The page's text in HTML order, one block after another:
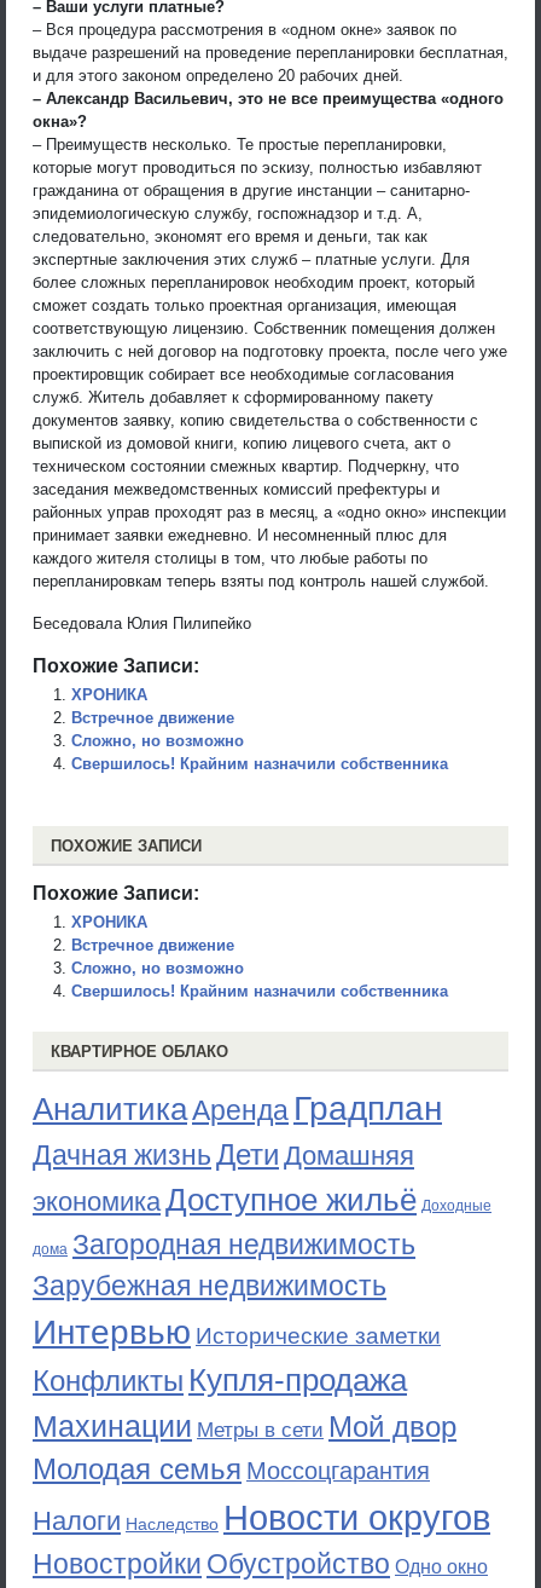
– Ваши услуги платные?
– Вся процедура рассмотрения в «одном окне» заявок по
выдаче разрешений на проведение перепланировки бесплатная,
и для этого законом определено 20 рабочих дней.
– Александр Васильевич, это не все преимущества «одного
окна»?
– Преимуществ несколько. Те простые перепланировки,
которые могут проводиться по эскизу, полностью избавляют
гражданина от обращения в другие инстанции – санитарно-
эпидемиологическую службу, госпожнадзор и т.д. А,
следовательно, экономят его время и деньги, так как
экспертные заключения этих служб – платные услуги. Для
более сложных перепланировок необходим проект, который
сможет создать только проектная организация, имеющая
соответствующую лицензию. Собственник помещения должен
заключить с ней договор на подготовку проекта, после чего уже
проектировщик собирает все необходимые согласования
служб. Житель добавляет к сформированному пакету
документов заявку, копию свидетельства о собственности с
выпиской из домовой книги, копию лицевого счета, акт о
техническом состоянии смежных квартир. Подчеркну, что
заседания межведомственных комиссий префектуры и
районных управ проходят раз в месяц, а «одно окно» инспекции
принимает заявки ежедневно. И несомненный плюс для
каждого жителя столицы в том, что любые работы по
перепланировкам теперь взяты под контроль нашей службой.
Беседовала Юлия Пилипейко
Похожие Записи:
ХРОНИКА
Встречное движение
Сложно, но возможно
Свершилось! Крайним назначили собственника
ПОХОЖИЕ ЗАПИСИ
Похожие Записи:
ХРОНИКА
Встречное движение
Сложно, но возможно
Свершилось! Крайним назначили собственника
КВАРТИРНОЕ ОБЛАКО
АналитикаАренда Градплан
Дачная жизньДети Домашняя
экономикаДоступное жильё Доходные
дома Загородная недвижимость
Зарубежная недвижимость
Интервью Исторические заметки
Конфликты Купля-продажа
Махинации Метры в сети Мой двор
Молодая семья Моссоцгарантия
Налоги Наследство Новости округов
Новостройки Обустройство Одно окно